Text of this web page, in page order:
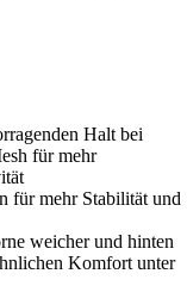
Halt bei
für mehr
für mehr Stabilität und
weicher und hinten
Komfort unter